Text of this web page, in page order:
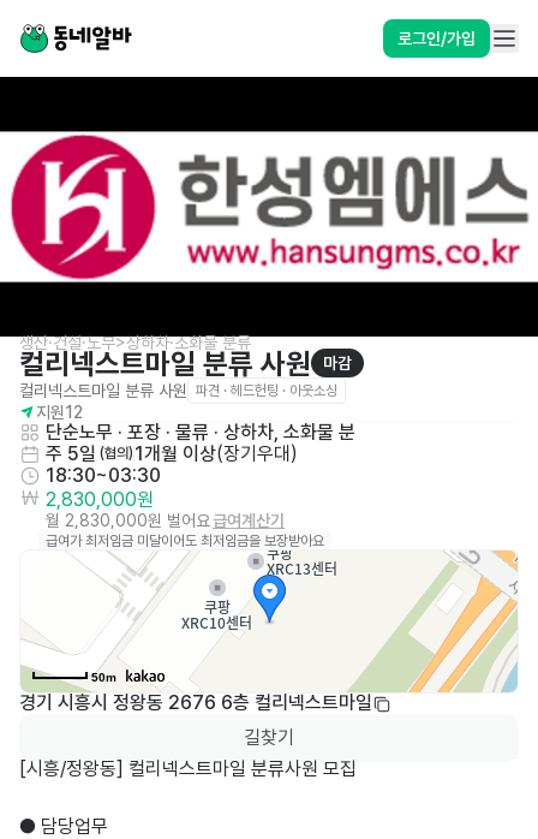
로그인/가입
생산·건설·노무>상하차·소화물 분류
컬리넥스트마일 분류 사원
마감
컬리넥스트마일 분류 사원
파견 · 헤드헌팅 · 아웃소싱
지원12
단순노무 · 포장 · 물류 · 상하차, 소화물 분
주 5일 (협의) 1개월 이상(장기우대 )
18:30~03:30
2,830,000원
월 2,830,000원 벌어요급여계산기
급여가 최저임금 미달이어도 최저임금을 보장받아요
50m
경기 시흥시 정왕동 2676 6층 컬리넥스트마일
길찾기
[시흥/정왕동] 컬리넥스트마일 분류사원 모집
● 담당업무